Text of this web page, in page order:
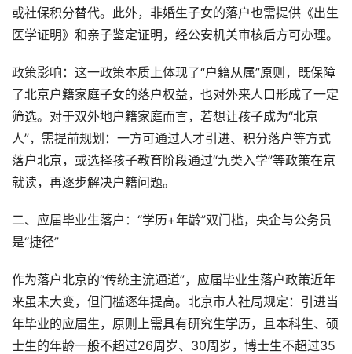
或社保积分替代。此外，非婚生子女的落户也需提供《出生
医学证明》和亲子鉴定证明，经公安机关审核后方可办理。
政策影响：这一政策本质上体现了“户籍从属”原则，既保障
了北京户籍家庭子女的落户权益，也对外来人口形成了一定
筛选。对于双外地户籍家庭而言，若想让孩子成为“北京
人”，需提前规划：一方可通过人才引进、积分落户等方式
落户北京，或选择孩子教育阶段通过“九类入学”等政策在京
就读，再逐步解决户籍问题。
二、应届毕业生落户：“学历+年龄”双门槛，央企与公务员
是“捷径”
作为落户北京的“传统主流通道”，应届毕业生落户政策近年
来虽未大变，但门槛逐年提高。北京市人社局规定：引进当
年毕业的应届生，原则上需具有研究生学历，且本科生、硕
士生的年龄一般不超过26周岁、30周岁，博士生不超过35